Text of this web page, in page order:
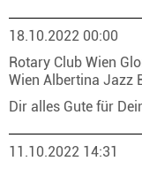
18.10.2022 00:00
Rotary Club Wien
Wien Albertina Jazz
Dir alles Gute für
11.10.2022 14:31